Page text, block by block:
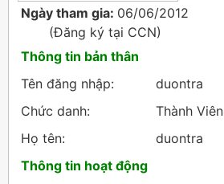
Ngày tham gia: 06/06/2012
(Đăng ký tại CCN)
Thông tin bản thân
Tên đăng nhập:
duontra
Chức danh:
Thành Viên
Họ tên:
duontra
Thông tin hoạt động